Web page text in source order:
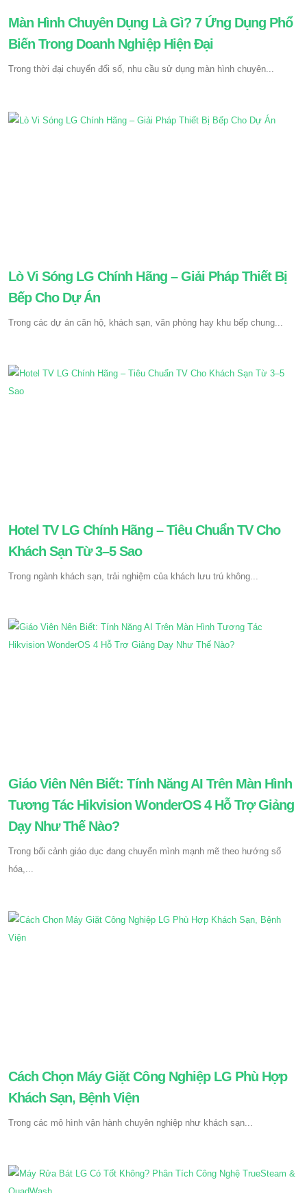
Màn Hình Chuyên Dụng Là Gì? 7 Ứng Dụng Phổ
Biến Trong Doanh Nghiệp Hiện Đại
Trong thời đại chuyển đổi số, nhu cầu sử dụng màn hình chuyên...
Lò Vi Sóng LG Chính Hãng – Giải Pháp Thiết Bị
Bếp Cho Dự Án
Trong các dự án căn hộ, khách sạn, văn phòng hay khu bếp chung...
Hotel TV LG Chính Hãng – Tiêu Chuẩn TV Cho
Khách Sạn Từ 3–5 Sao
Trong ngành khách sạn, trải nghiệm của khách lưu trú không...
Giáo Viên Nên Biết: Tính Năng AI Trên Màn Hình
Tương Tác Hikvision WonderOS 4 Hỗ Trợ Giảng
Dạy Như Thế Nào?
Trong bối cảnh giáo dục đang chuyển mình mạnh mẽ theo hướng số
hóa,...
Cách Chọn Máy Giặt Công Nghiệp LG Phù Hợp
Khách Sạn, Bệnh Viện
Trong các mô hình vận hành chuyên nghiệp như khách sạn...